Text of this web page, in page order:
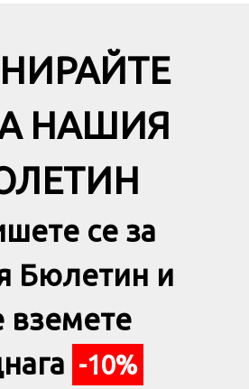
НАШИЯ
се за
Бюлетин и
вземете
-10%